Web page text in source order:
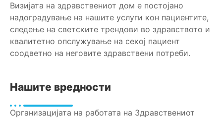
Визијата на здравствениот дом е постојано
надоградување на нашите услуги кон пациентите,
следење на светските трендови во здравството и
квалитетно опслужување на секој пациент
соодветно на неговите здравствени потреби.
Нашите вредности
Организацијата на работата на Здравствениот